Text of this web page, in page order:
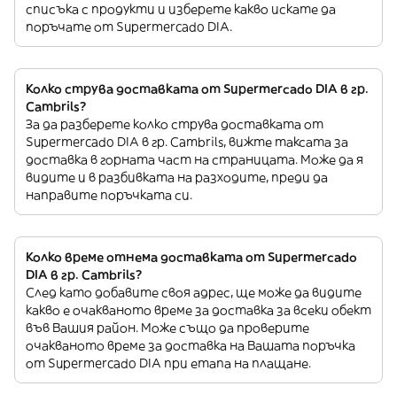
списъка с продукти и изберете какво искате да
поръчате от Supermercado DIA.
Колко струва доставката от Supermercado DIA в гр.
Cambrils?
За да разберете колко струва доставката от
Supermercado DIA в гр. Cambrils, вижте таксата за
доставка в горната част на страницата. Може да я
видите и в разбивката на разходите, преди да
направите поръчката си.
Колко време отнема доставката от Supermercado
DIA в гр. Cambrils?
След като добавите своя адрес, ще може да видите
какво е очакваното време за доставка за всеки обект
във Вашия район. Може също да проверите
очакваното време за доставка на Вашата поръчка
от Supermercado DIA при етапа на плащане.